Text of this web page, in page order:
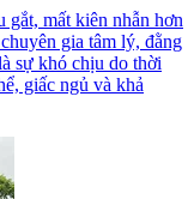
mất kiên nhẫn hơn
gia tâm lý, đằng
sự khó chịu do thời
giấc ngủ và khả